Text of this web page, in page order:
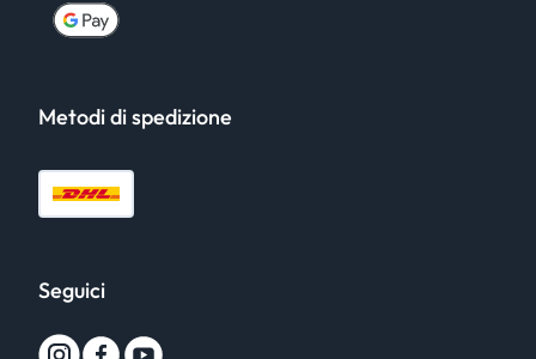
Metodi di spedizione
Seguici